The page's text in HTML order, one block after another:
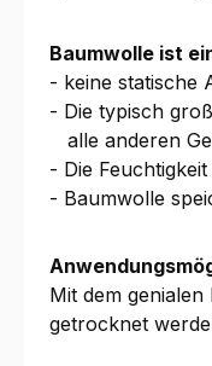
Baumwolle ist
- keine statische
- Die typisch
alle anderen
- Die
- Baumwolle
Mit dem
getrocknet